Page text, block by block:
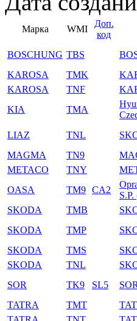
Марка WMI
Доп.
код
BOSCHUNG TBS
KAROSA
TMK
KAROSA
TNF
KIA
TMA
LIAZ TNL
MAGMA
TN9
METACO
TNY
OASA
TM9 CA2
SKODA
TMB
SKODA
TMP
SKODA
TMS
SKODA
TNL
SOR
TK9 SL5
TATRA
TMT